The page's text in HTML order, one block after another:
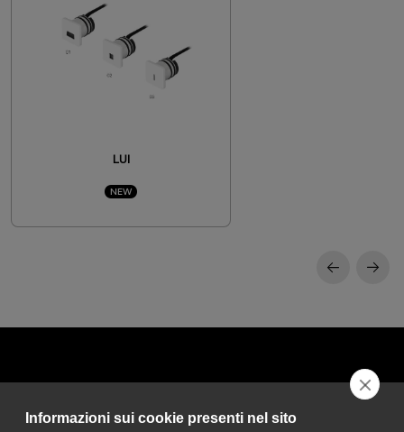
LUI
NEW
Informazioni sui cookie presenti nel sito